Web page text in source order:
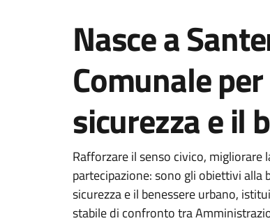
Nasce a
Comunale
sicurezza e il
Rafforzare il senso civico,
partecipazione: sono gli obiettivi alla
sicurezza e il benessere urbano,
stabile di confronto tra